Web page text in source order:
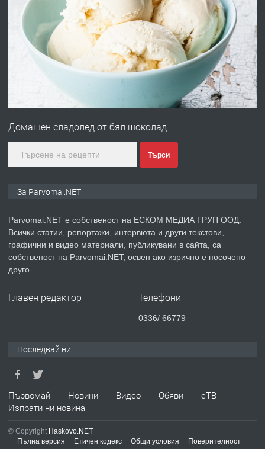
ПРЕДЛАГА Работа за общи работници
преди 1 година
Първи поход "По стъпките на Ангел
преди 1 година
ПРЕДЛАГА Уроци по Математика
преди 1 година
Домашен сладолед от бял шоколад
Търси
За Parvomai.NET
Parvomai.NET е собственост на ЕСКОМ МЕДИА ГРУП ООД.
Всички статии, репортажи, интервюта и други текстови,
графични и видео материали, публикувани в сайта, са
собственост на Parvomai.NET, освен ако изрично е посочено
друго.
Главен редактор Телефони
0336/ 66779
Последвай ни
Първомай Новини Видео Обяви
еТВ
Изпрати ни новина
© Copyright Haskovo.NET
Пълна версия
Етичен кодекс Общи условия
Поверителност